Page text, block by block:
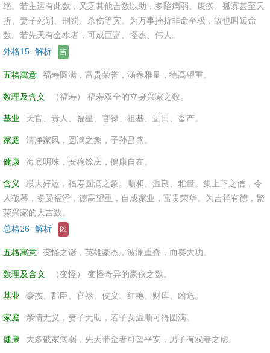
绝。若主运有此数，又乏其他吉数以助，多陷病弱、废疾、孤寡甚至夭
折、妻子死别、刑罚、杀伤等灾。为万事挫折非命至极，故也叫短命
数。若先天有金水者，可成巨富、怪杰、伟人。
外格15· 解析
吉
五格寓意 福寿圆满，富贵荣誉，涵养雅量，德高望重。
数理及含义 （福寿） 福寿双全的立身兴家之数。
基业 天官、贵人、福星、官禄、祖基、进田、畜产。
家庭 清净家风，圆满之象，子孙昌盛。
健康 海底明珠，安稳馀庆，健康自在。
含义
最大好运，福寿圆满之象。顺和、温良、雅量。集上下之信，令
人敬慕，多受福泽，德高望重，自成家业，富贵荣华。为吉祥有德，繁
荣兴家的大吉数。
总格26· 解析
凶
五格寓意 变怪之谜，英雄豪杰，波澜重叠，而奏大功。
数理及含义 （变怪） 变怪奇异的豪侠之数。
基业 豪杰、郡臣、官禄、侠义、红艳、财库、凶危。
家庭 亲情无义，妻子无助，若子女温顺可得圆满。
健康 大多破家病弱，先天带金者可望平安，男子有双妻之虑。